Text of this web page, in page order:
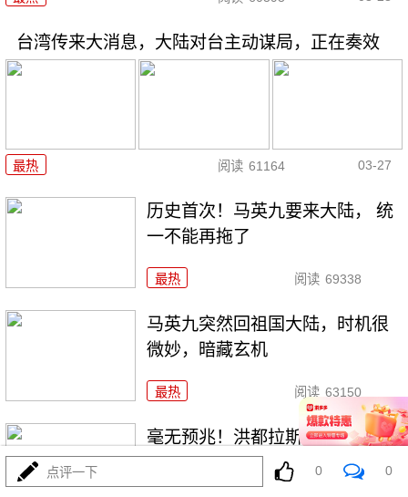
台湾传来大消息，大陆对台主动谋局，正在奏效
最热 阅读 61164 03-27
历史首次！马英九要来大陆， 统
一不能再拖了
最热 阅读 69338
马英九突然回祖国大陆，时机很
微妙，暗藏玄机
最热 阅读 63150
毫无预兆！洪都拉斯要断交，台
湾这次真的慌了
点评一下 0 0